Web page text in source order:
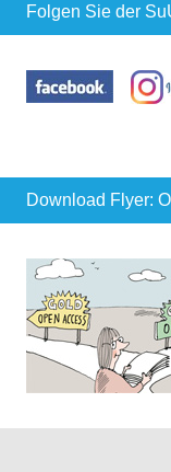
Folgen Sie der
Download Flyer: